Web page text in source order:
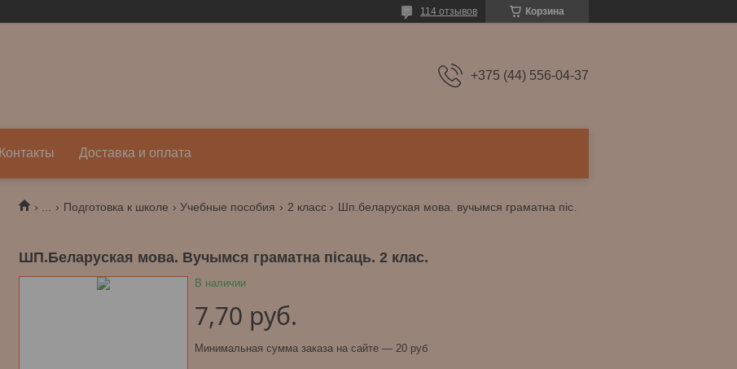
Корзина
114 отзывов
+375 (44) 556-04-37
Контакты Доставка и оплата
Подготовка к школе Учебные пособия 2 класс
ШП.Беларуская мова. Вучымся граматна пiсаць. 2 клас.
В наличии
7,70 руб.
Минимальная сумма заказа на сайте — 20 руб